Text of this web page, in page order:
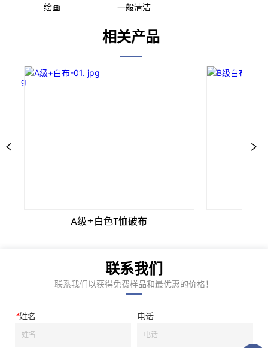
绘画 一般清洁
相关产品
A级+白色T恤破布
联系我们
联系我们以获得免费样品和最优惠的价格！
*姓名 电话